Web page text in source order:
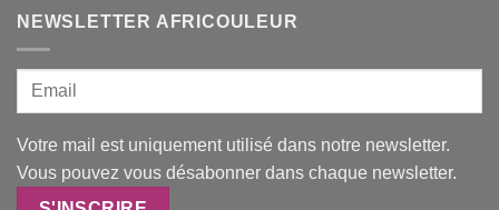
NEWSLETTER AFRICOULEUR
Votre mail est uniquement utilisé dans notre newsletter.
Vous pouvez vous désabonner dans chaque newsletter.